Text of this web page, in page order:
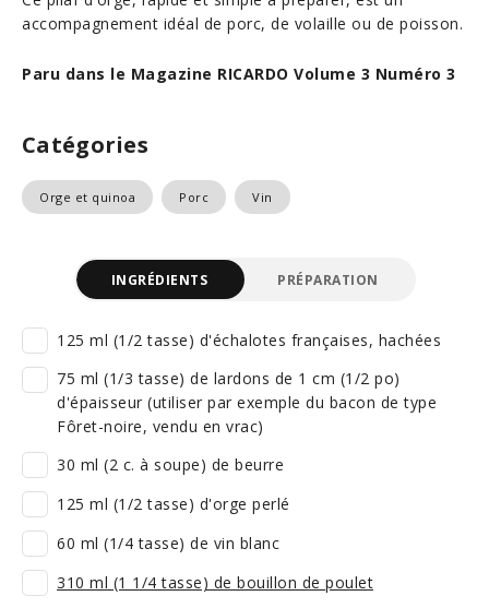
accompagnement idéal de porc, de volaille ou de poisson.
Paru dans le Magazine RICARDO Volume 3 Numéro 3
Catégories
Orge et quinoa Porc Vin
INGRÉDIENTS PRÉPARATION
125 ml (1/2 tasse) d'échalotes françaises, hachées
75 ml (1/3 tasse) de lardons de 1 cm (1/2 po)
d'épaisseur (utiliser par exemple du bacon de type
Fôret-noire, vendu en vrac)
30 ml (2 c. à soupe) de beurre
125 ml (1/2 tasse) d'orge perlé
60 ml (1/4 tasse) de vin blanc
310 ml (1 1/4 tasse) de bouillon de poulet